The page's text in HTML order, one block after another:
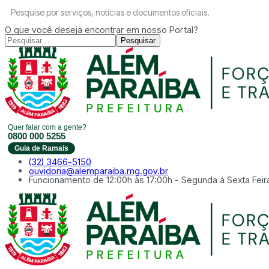
Pesquise por serviços, notícias e documentos oficiais.
O que você deseja encontrar em nosso Portal?
Pesquisar
Quer falar com a gente?
0800 000 5255
Guia de Ramais
(32) 3466-5150
ouvidoria@alemparaiba.mg.gov.br
Funcionamento de 12:00h às 17:00h - Segunda à Sexta